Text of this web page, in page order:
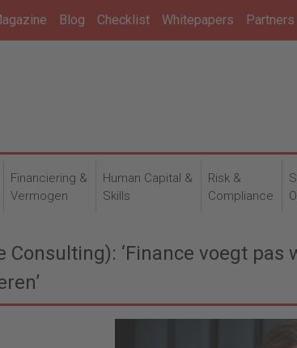
Blog Checklist Whitepapers Partners
Financiering &
Vermogen
Human Capital &
Skills
Risk &
Compliance
Consulting): ‘Finance voegt pas